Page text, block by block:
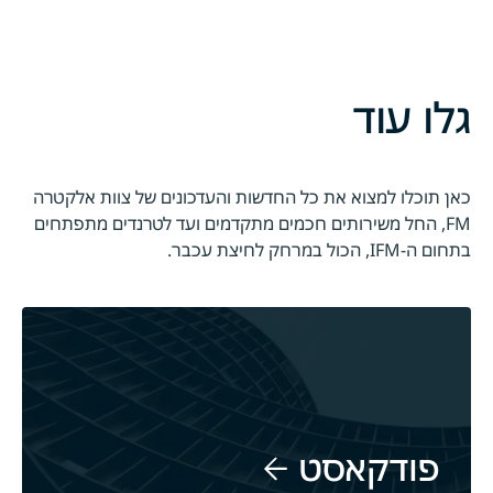
גלו עוד
כאן תוכלו למצוא את כל החדשות והעדכונים של צוות אלקטרה
FM, החל משירותים חכמים מתקדמים ועד לטרנדים מתפתחים
בתחום ה-IFM, הכול במרחק לחיצת עכבר.
פודקאסט